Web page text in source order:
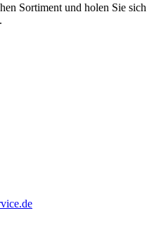
Sortiment und holen Sie sich